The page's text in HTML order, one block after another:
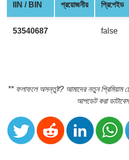
CC
Generator
Credit
Credit
Card
IIN / BIN
প্রয়োজনীয়
প্রিপেইড
53540687 false
** ফলাফলে অসন্তুষ্ট? আমাদের নতুন প্রিমিয়াম
আপডেট করা ডাটাবেস